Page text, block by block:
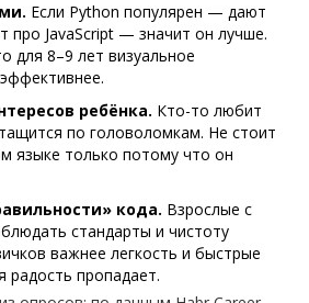
Если Python популярен — дают
про JavaScript — значит он лучше.
для 8–9 лет визуальное
ребёнка. Кто-то любит
по головоломкам. Не стоит
языке только потому что он
кода. Взрослые с
стандарты и чистоту
важнее легкость и быстрые
пропадает.